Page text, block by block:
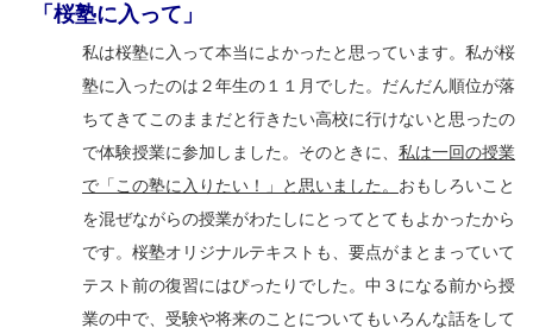
「桜塾に入って」
私は桜塾に入って本当によかったと思っています。私が桜
塾に入ったのは２年生の１１月でした。だんだん順位が落
ちてきてこのままだと行きたい高校に行けないと思ったの
で体験授業に参加しました。そのときに、 私は一回の授業
で「この塾に入りたい！」と思いました。 おもしろいこと
を混ぜながらの授業がわたしにとってとてもよかったから
です。桜塾オリジナルテキストも、要点がまとまっていて
テスト前の復習にはぴったりでした。中３になる前から授
業の中で、受験や将来のことについてもいろんな話をして